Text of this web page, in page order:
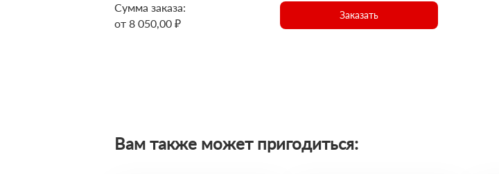
Сумма заказа:
от 8 050,00 ₽
Заказать
Вам также может пригодиться: